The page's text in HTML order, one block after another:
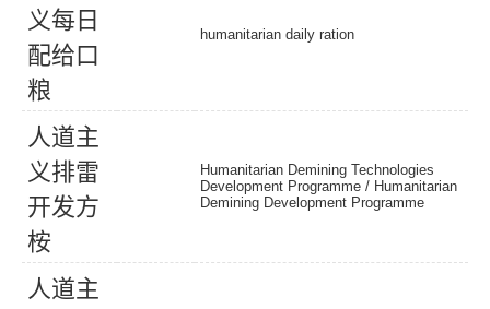
义每 日
配给口
粮
humanitarian daily ration
人道主
义排雷
开发方
桉
Humanitarian Demining Technologies
Development Programme / Humanitarian
Demining Development Programme
人道主